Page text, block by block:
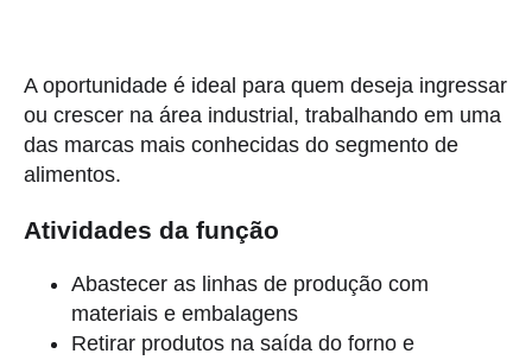
A oportunidade é ideal para quem deseja ingressar
ou crescer na área industrial, trabalhando em uma
das marcas mais conhecidas do segmento de
alimentos.
Atividades da função
Abastecer as linhas de produção com
materiais e embalagens
Retirar produtos na saída do forno e